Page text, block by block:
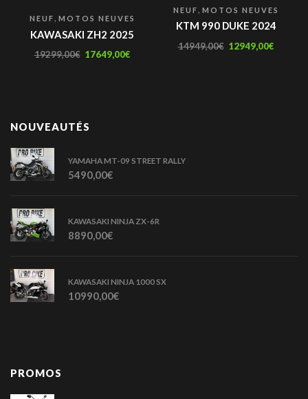
NEUF, MOTOS NEUVES
KAWASAKI ZH2 2025
19299,00€ 17649,00€
NEUF, MOTOS NEUVES
KTM 990 DUKE 2024
14949,00€ 12949,00€
NOUVEAUTÉS
YAMAHA MT-09 STREET RALLY
5490,00€
KAWASAKI NINJA ZX-6R
8890,00€
KAWASAKI NINJA 1000 SX
10990,00€
PROMOS